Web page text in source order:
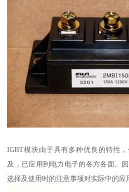
IGBT模块由于具有多种优良的特性
及，已应用到电力电子的各方各面。
选择及使用时的注意事项对实际中的应